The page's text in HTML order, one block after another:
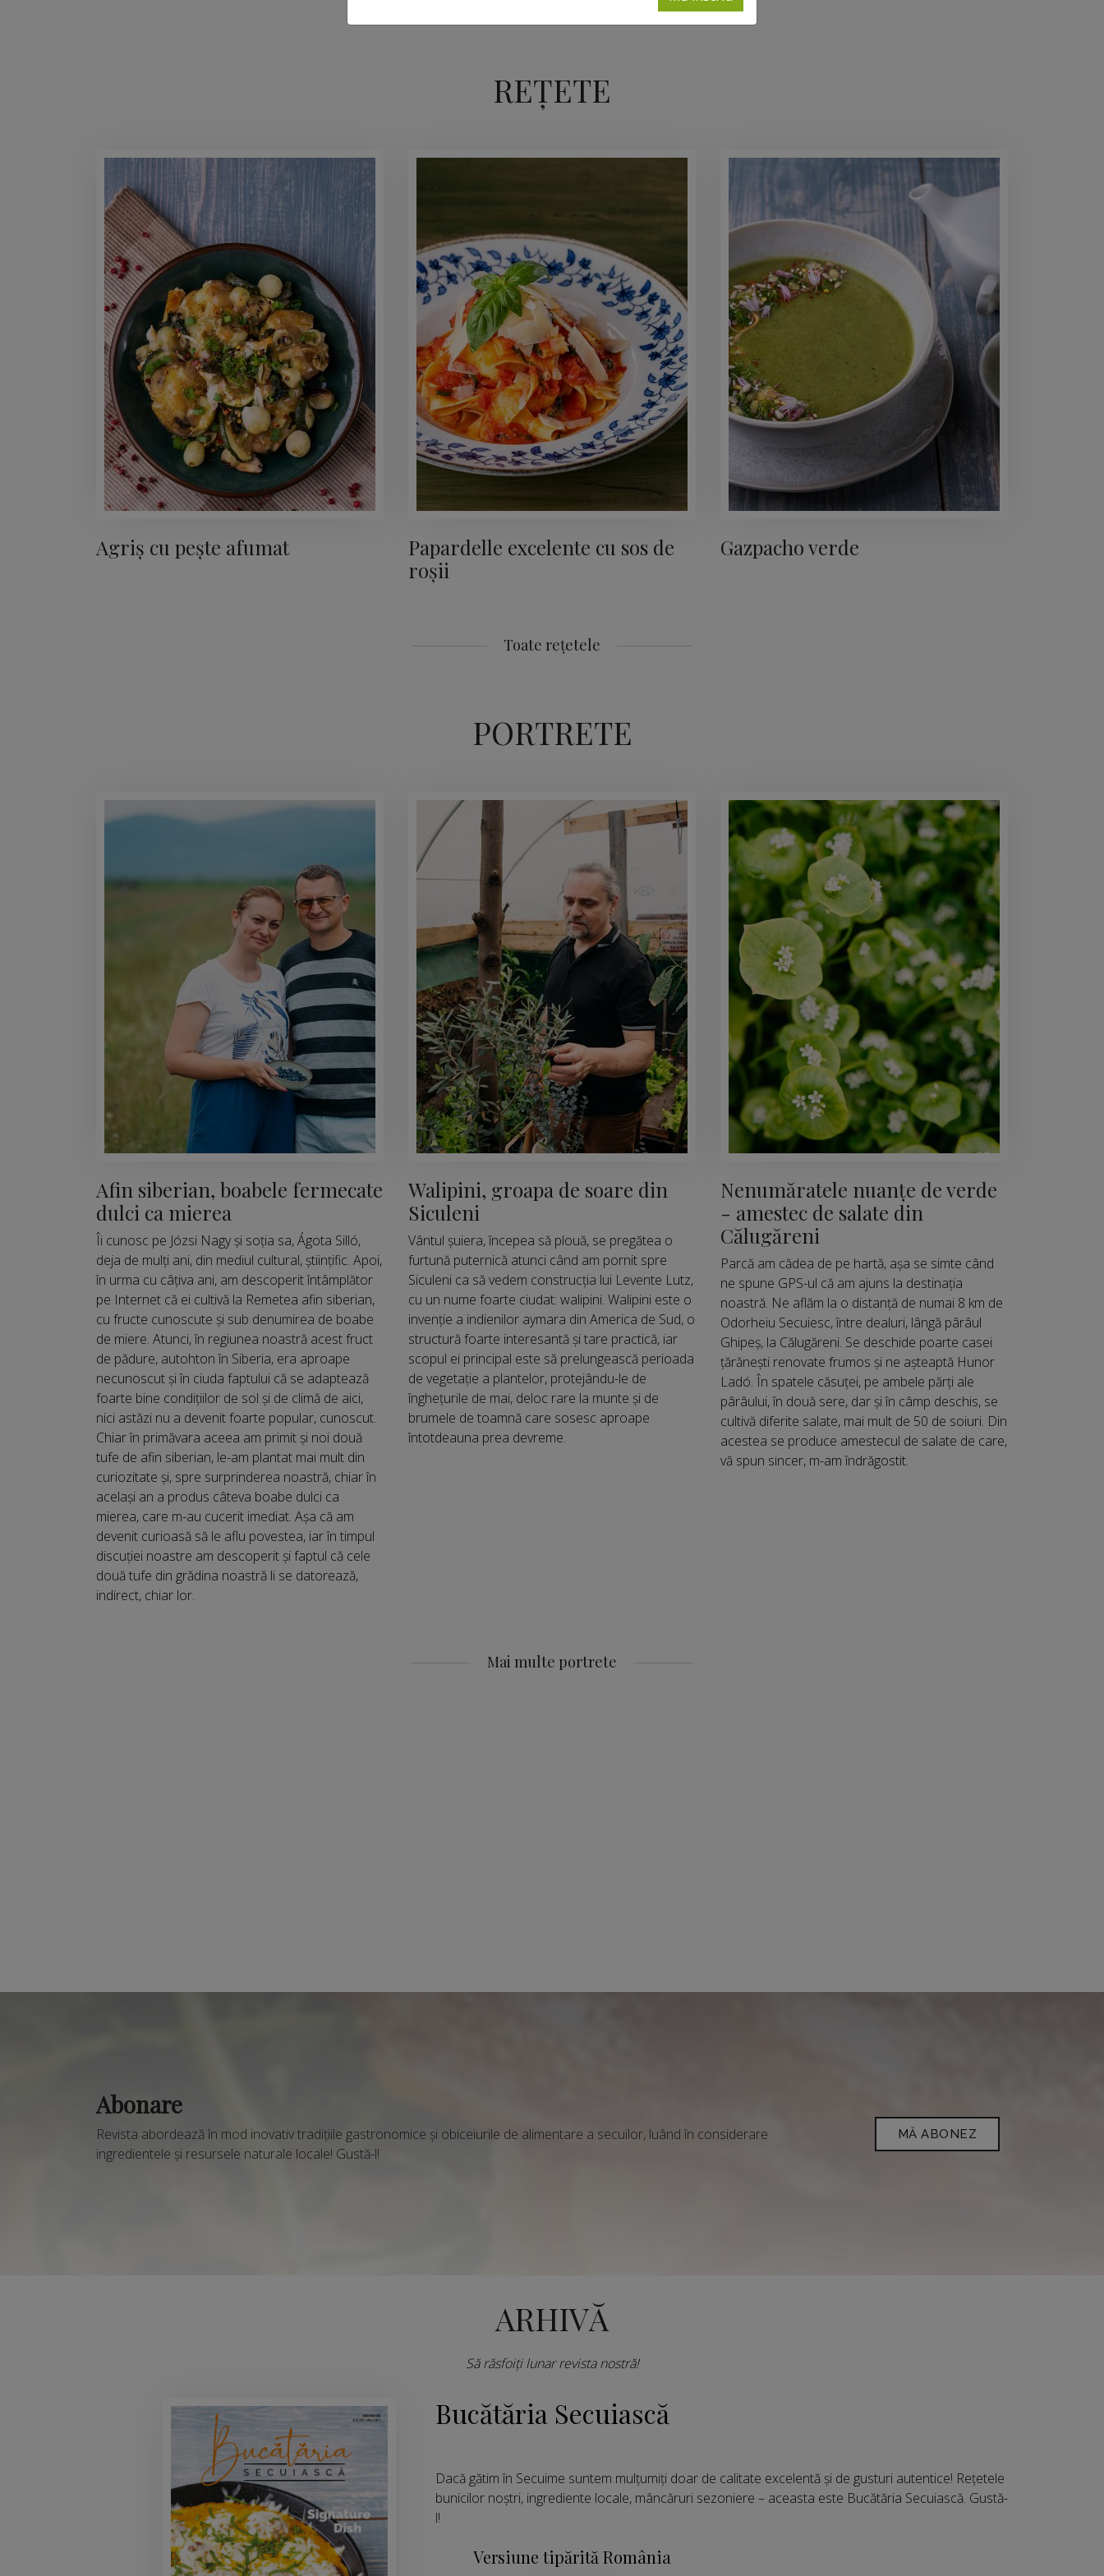
REȚETE
Agriș cu pește afumat
Papardelle excelente cu sos de
roșii
Gazpacho verde
Toate rețetele
PORTRETE
Afin siberian, boabele fermecate
dulci ca mierea
Îi cunosc pe Józsi Nagy și soția sa, Ágota Silló,
deja de mulți ani, din mediul cultural, științific. Apoi,
în urma cu câțiva ani, am descoperit întâmplător
pe Internet că ei cultivă la Remetea afin siberian,
cu fructe cunoscute și sub denumirea de boabe
de miere. Atunci, în regiunea noastră acest fruct
de pădure, autohton în Siberia, era aproape
necunoscut și în ciuda faptului că se adaptează
foarte bine condițiilor de sol și de climă de aici,
nici astăzi nu a devenit foarte popular, cunoscut.
Chiar în primăvara aceea am primit și noi două
tufe de afin siberian, le-am plantat mai mult din
curiozitate și, spre surprinderea noastră, chiar în
același an a produs câteva boabe dulci ca
mierea, care m-au cucerit imediat. Așa că am
devenit curioasă să le aflu povestea, iar în timpul
discuției noastre am descoperit și faptul că cele
două tufe din grădina noastră li se datorează,
indirect, chiar lor.
Walipini, groapa de soare din
Siculeni
Vântul șuiera, începea să plouă, se pregătea o
furtună puternică atunci când am pornit spre
Siculeni ca să vedem construcția lui Levente Lutz,
cu un nume foarte ciudat: walipini. Walipini este o
invenție a indienilor aymara din America de Sud, o
structură foarte interesantă și tare practică, iar
scopul ei principal este să prelungească perioada
de vegetație a plantelor, protejându-le de
înghețurile de mai, deloc rare la munte și de
brumele de toamnă care sosesc aproape
întotdeauna prea devreme.
Nenumăratele nuanțe de verde
- amestec de salate din
Călugăreni
Parcă am cădea de pe hartă, așa se simte când
ne spune GPS-ul că am ajuns la destinația
noastră. Ne aflăm la o distanță de numai 8 km de
Odorheiu Secuiesc, între dealuri, lângă pârâul
Ghipeș, la Călugăreni. Se deschide poarte casei
țărănești renovate frumos și ne așteaptă Hunor
Ladó. În spatele căsuței, pe ambele părți ale
pârâului, în două sere, dar și în câmp deschis, se
cultivă diferite salate, mai mult de 50 de soiuri. Din
acestea se produce amestecul de salate de care,
vă spun sincer, m-am îndrăgostit.
Mai multe portrete
Abonare
Revista abordează în mod inovativ tradițiile gastronomice și obiceiurile de alimentare a secuilor, luând în considerare
ingredientele și resursele naturale locale! Gustă-l!
MĂ ABONEZ
ARHIVĂ
Să răsfoiți lunar revista nostră!
Bucătăria Secuiască
Dacă gătim în Secuime suntem mulțumiți doar de calitate excelentă și de gusturi autentice! Rețetele
bunicilor noștri, ingrediente locale, mâncăruri sezoniere – aceasta este Bucătăria Secuiască. Gustă-
l!
Versiune tipărită România